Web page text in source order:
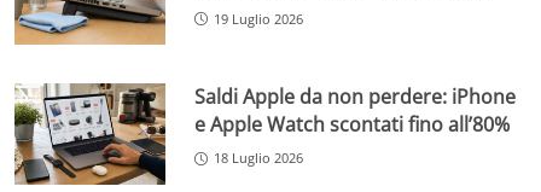
19 Luglio 2026
Saldi Apple da non perdere: iPhone
e Apple Watch scontati fino all’80%
18 Luglio 2026